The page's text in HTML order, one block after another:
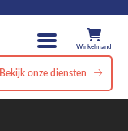
Winkelmand
Bekijk onze diensten